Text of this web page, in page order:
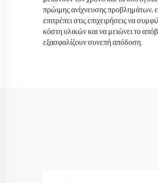
πρώιμης ανίχνευσης προβλημάτων,
επιτρέπει στις επιχειρήσεις να
κόστη υλικών και να μειώνει το
εξασφαλίζουν συνεπή απόδοση.